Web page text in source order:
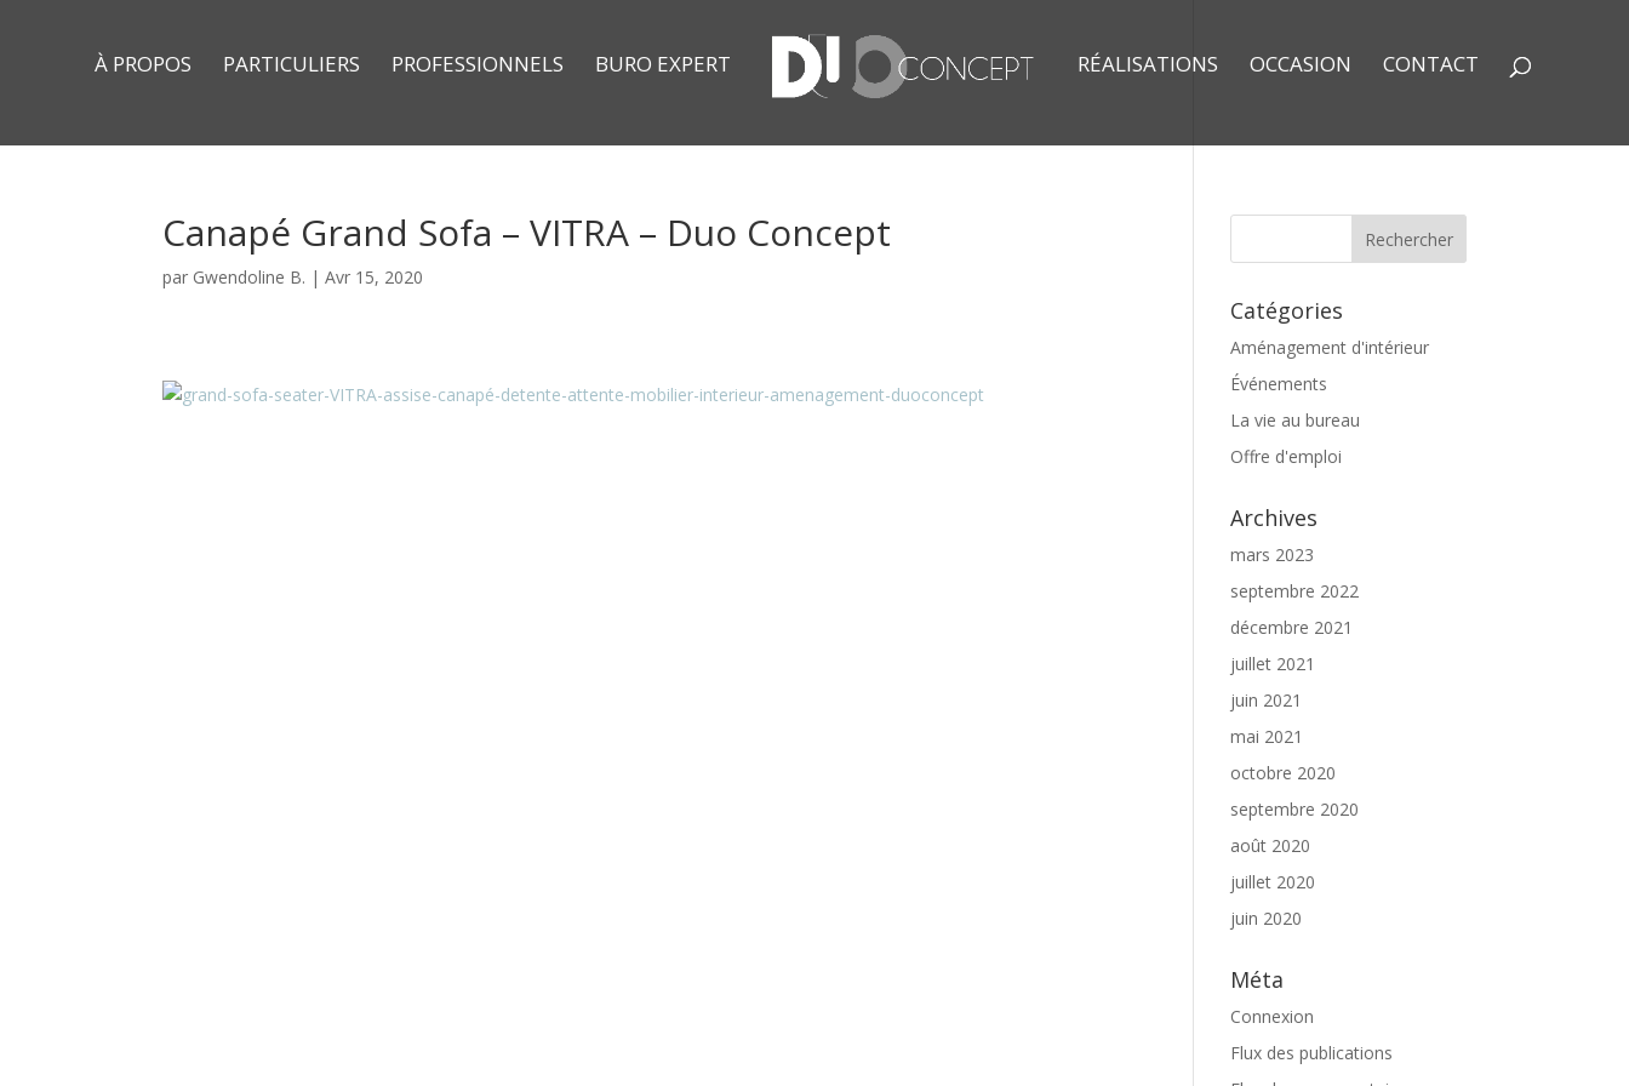
À PROPOS PARTICULIERS PROFESSIONNELS BURO EXPERT RÉALISATIONS OCCASION CONTACT
Canapé Grand Sofa – VITRA – Duo Concept
par Gwendoline B. |Avr 15, 2020
Catégories
Aménagement d'intérieur
Événements
La vie au bureau
Offre d'emploi
Archives
mars 2023
septembre 2022
décembre 2021
juillet 2021
juin 2021
mai 2021
octobre 2020
septembre 2020
août 2020
juillet 2020
juin 2020
Méta
Connexion
Flux des publications